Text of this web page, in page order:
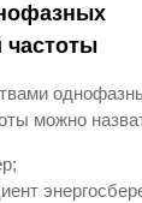
частоты
можно